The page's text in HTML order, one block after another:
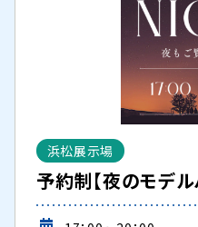
浜松展示場
予約制【夜のモデル